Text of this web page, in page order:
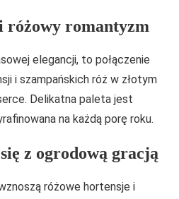
różowy romantyzm
elegancji, to połączenie
i szampańskich róż w złotym
Delikatna paleta jest
na każdą porę roku.
z ogrodową gracją
różowe hortensje i